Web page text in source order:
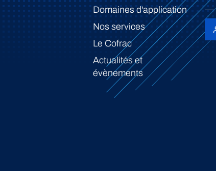
Domaines d'application
Nos services
Le Cofrac
Actualités et
évènements